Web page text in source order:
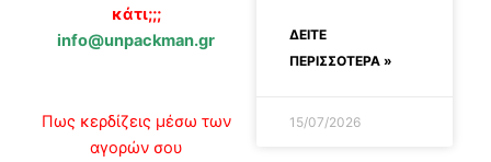
κάτι;;;
info@unpackman.gr
Πως κερδίζεις μέσω των
αγορών σου
ΔΕΊΤΕ
ΠΕΡΙΣΣΟΤΕΡΑ »
15/07/2026